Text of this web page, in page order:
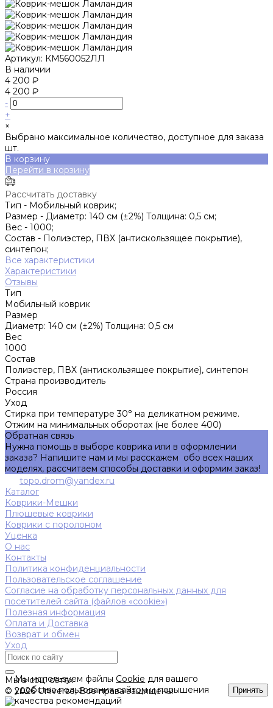
Артикул: КМ560052ЛЛ
В наличии
4 200 ₽
4 200 ₽
-
+
×
Выбрано максимальное количество, доступное для заказа
шт.
В корзину
Перейти в корзину
Рассчитать доставку
Тип - Мобильный коврик;
Размер - Диаметр: 140 см (±2%) Толщина: 0,5 см;
Вес - 1000;
Состав - Полиэстер, ПВХ (антискользящее покрытие),
синтепон;
Все характеристики
Характеристики
Отзывы
Тип
Мобильный коврик
Размер
Диаметр: 140 см (±2%) Толщина: 0,5 см
Вес
1000
Состав
Полиэстер, ПВХ (антискользящее покрытие), синтепон
Страна производитель
Россия
Уход
Стирка при температуре 30° на деликатном режиме.
Отжим на минимальных оборотах (не более 400)
Обратная связь
Нужна помощь в выборе коврика или в оформлении
заказа? Напишите нам и мы расскажем обо всех наших
моделях, рассчитаем способы доставки и оформим заказ!
topo.drom@yandex.ru
Каталог
Коврики-Мешки
Плюшевые коврики
Коврики с поролоном
Уценка
О нас
Контакты
Политика конфиденциальности
Пользовательское соглашение
Согласие на обработку персональных данных для
посетителей сайта (файлов «cookie»)
Полезная информация
Оплата и Доставка
Возврат и обмен
Уход
Мы в соц. сетях
© 2026 Universe, Все права защищены
Мы используем файлы Cookie для вашего
удобства пользования сайтом и повышения
качества рекомендаций
Принять